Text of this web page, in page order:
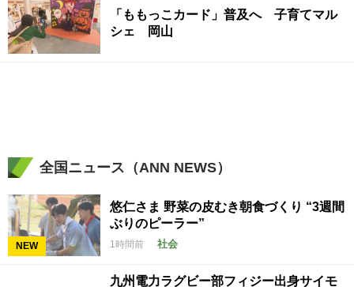
「ももっこカード」普及へ 子育てマル
シェ 岡山
全国ニュース（ANN NEWS）
NEW
悠仁さま 野菜の皮むき朝食づくり “3週間
ぶりのピーラー”
1時間前 社会
九州電力ラグビー部フィジー出身サイモ